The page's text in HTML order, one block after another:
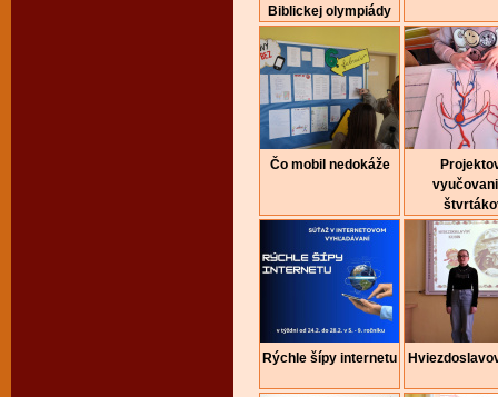
Biblickej olympiády
Čo mobil nedokáže
Rýchle šípy internetu